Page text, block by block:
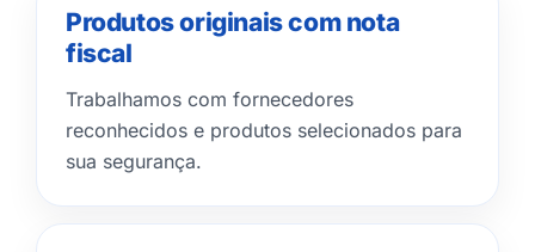
Produtos originais com nota
fiscal
Trabalhamos com fornecedores
reconhecidos e produtos selecionados para
sua segurança.